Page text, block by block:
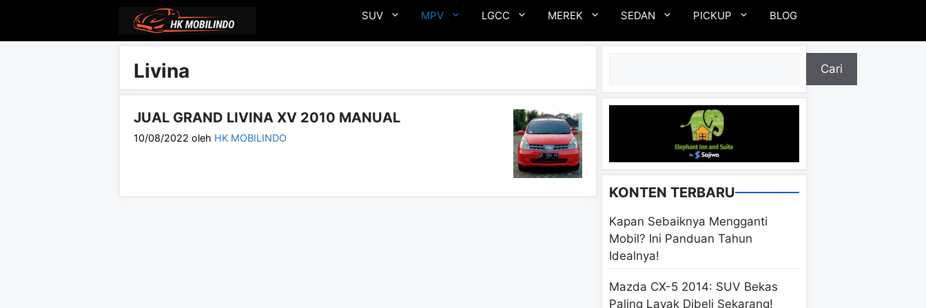
isi
SUV MPV LGCC MEREK SEDAN PICKUP BLOG
Livina
JUAL GRAND LIVINA XV 2010 MANUAL
10/08/2022 oleh HK MOBILINDO
Cari
KONTEN TERBARU
Kapan Sebaiknya Mengganti
Mobil? Ini Panduan Tahun
Idealnya!
Mazda CX-5 2014: SUV Bekas
Paling Layak Dibeli Sekarang!